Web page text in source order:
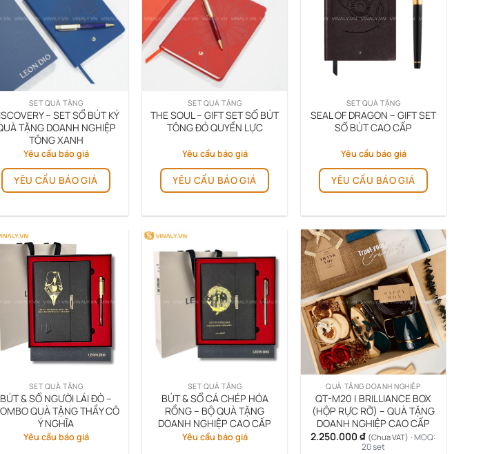
SET QUÀ TẶNG
– SET SỔ BÚT KÝ
TẶNG DOANH NGHIỆP
TÔNG XANH
Yêu cầu báo giá
YÊU CẦU BÁO GIÁ
SET QUÀ TẶNG
THE SOUL – GIFT SET SỔ BÚT
TÔNG ĐỎ QUYỀN LỰC
Yêu cầu báo giá
YÊU CẦU BÁO GIÁ
SET QUÀ TẶNG
SEAL OF DRAGON – GIFT SET
SỔ BÚT CAO CẤP
Yêu cầu báo giá
YÊU CẦU BÁO GIÁ
SET QUÀ TẶNG
BÚT & SỔ NGƯỜI LÁI ĐÒ –
QUÀ TẶNG THẦY CÔ
Ý NGHĨA
Yêu cầu báo giá
SET QUÀ TẶNG
BÚT & SỔ CÁ CHÉP HÓA
RỒNG – BỘ QUÀ TẶNG
DOANH NGHIỆP CAO CẤP
Yêu cầu báo giá
QUÀ TẶNG DOANH NGHIỆP
QT-M20 | BRILLIANCE BOX
(HỘP RỰC RỠ) – QUÀ TẶNG
DOANH NGHIỆP CAO CẤP
2.250.000 ₫ (Chưa VAT) · MOQ:
20 set